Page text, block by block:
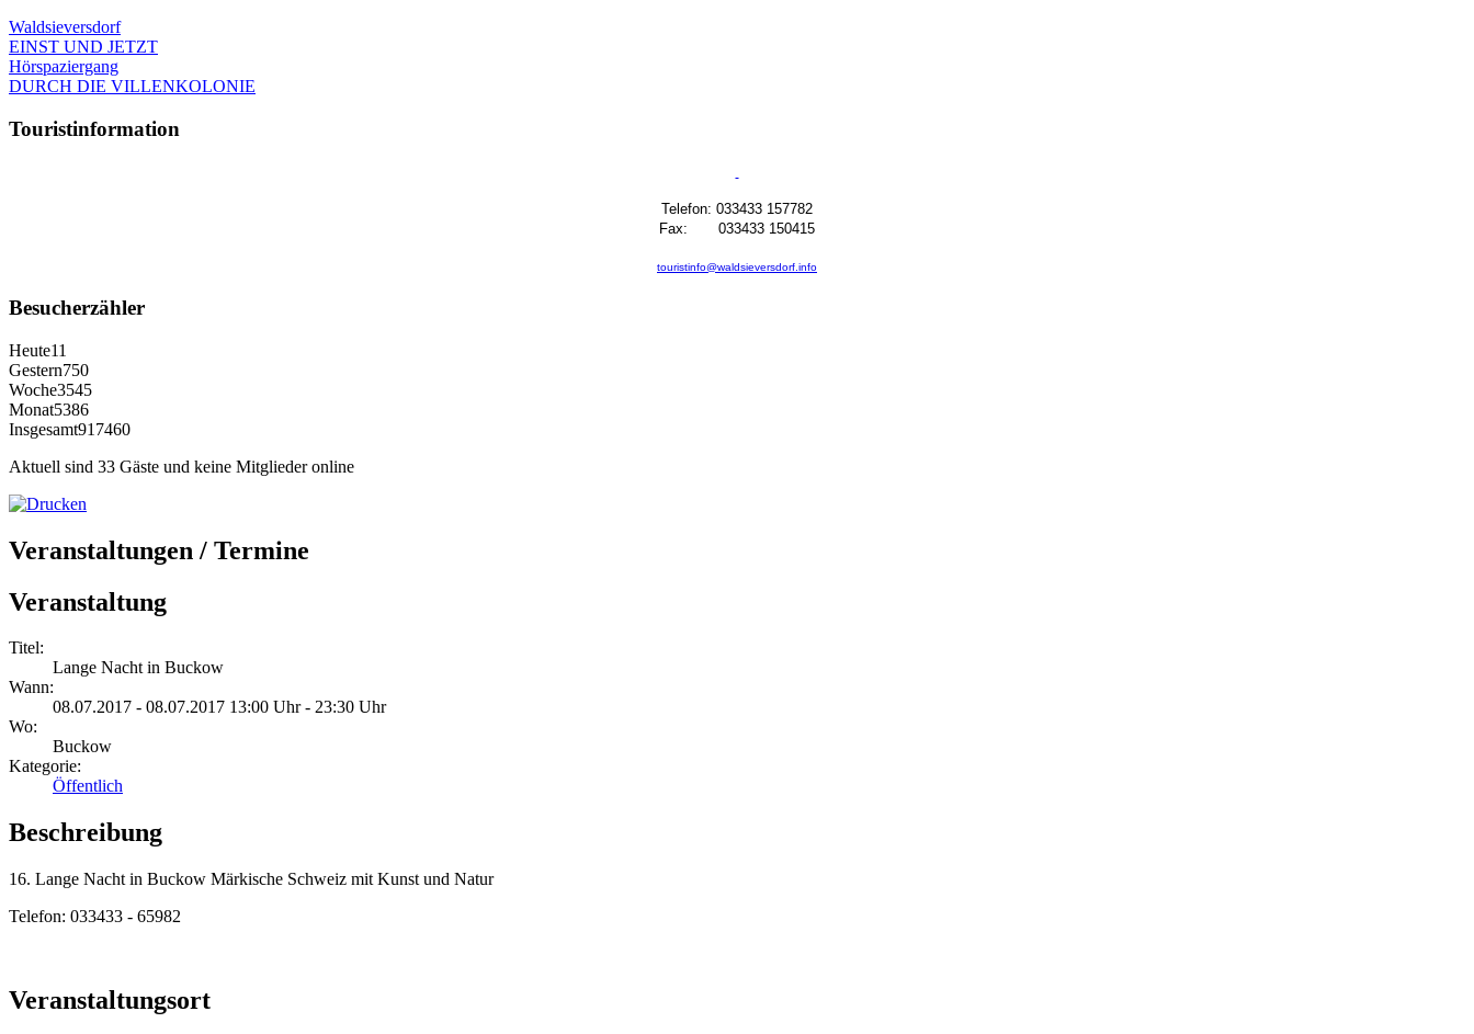
Waldsieversdorf
EINST UND JETZT
Hörspaziergang
DURCH DIE VILLENKOLONIE
Touristinformation
Telefon: 033433 157782
Fax: 033433 150415
touristinfo@waldsieversdorf.info
Besucherzähler
Heute11
Gestern750
Woche3545
Monat5386
Insgesamt917460
Aktuell sind 33 Gäste und keine Mitglieder online
Veranstaltungen / Termine
Veranstaltung
Titel:
Lange Nacht in Buckow
Wann:
08.07.2017 - 08.07.2017 13:00 Uhr - 23:30 Uhr
Wo:
Buckow
Kategorie:
Öffentlich
Beschreibung
16. Lange Nacht in Buckow Märkische Schweiz mit Kunst und Natur
Telefon: 033433 - 65982
Veranstaltungsort